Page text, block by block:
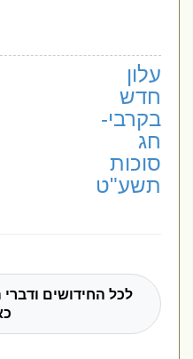
עלון
חדש
בקרבי-
חג
סוכות
תשע"ט
לכל החידושים ודברי